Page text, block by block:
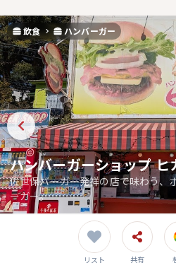
飲食 ハンバーガー
ハンバーガーショップ ヒ
佐世保バーガー発祥の店で味わう、
ーガー。
リスト 共有